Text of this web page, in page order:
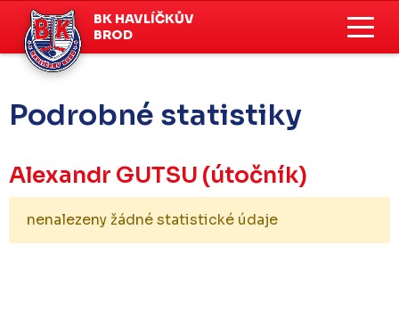
BK HAVLÍČKŮV
BROD
Podrobné statistiky
Alexandr GUTSU (útočník)
nenalezeny žádné statistické údaje